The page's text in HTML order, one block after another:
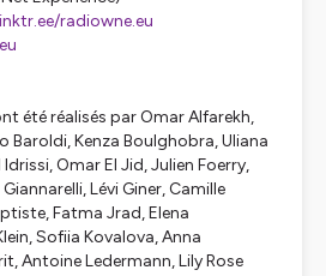
radiowne.eu
été réalisés par Omar Alfarekh,
Baroldi, Kenza Boulghobra, Uliana
Omar El Jid, Julien Foerry,
Lévi Giner, Camille
Fatma Jrad, Elena
Sofiia Kovalova, Anna
Antoine Ledermann, Lily Rose